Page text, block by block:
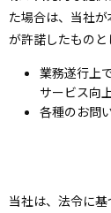
た場合は、当社
が許諾したものと
業務遂行上
サービス向
各種のお問
当社は、法令に